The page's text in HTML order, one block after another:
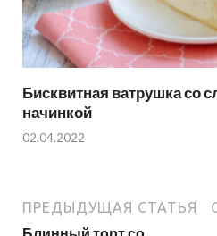
Бисквитная ватрушка со
начинкой
02.04.2022
ПРЕДЫДУЩАЯ СТАТЬЯ